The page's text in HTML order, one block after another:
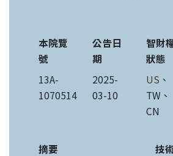
本院覽
號
13A-
1070514
公告日
期
2025-
03-10
智財
狀態
US 、
TW、
CN
摘要
技